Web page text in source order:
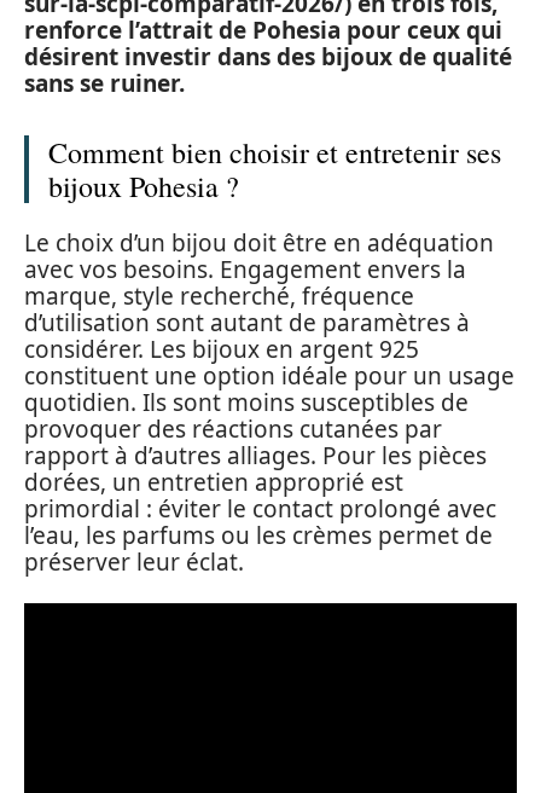
renforce l’attrait de Pohesia pour ceux qui
désirent investir dans des bijoux de qualité
sans se ruiner.
Comment bien choisir et entretenir ses
bijoux Pohesia ?
Le choix d’un bijou doit être en adéquation
avec vos besoins. Engagement envers la
marque, style recherché, fréquence
d’utilisation sont autant de paramètres à
considérer. Les bijoux en argent 925
constituent une option idéale pour un usage
quotidien. Ils sont moins susceptibles de
provoquer des réactions cutanées par
rapport à d’autres alliages. Pour les pièces
dorées, un entretien approprié est
primordial : éviter le contact prolongé avec
l’eau, les parfums ou les crèmes permet de
préserver leur éclat.